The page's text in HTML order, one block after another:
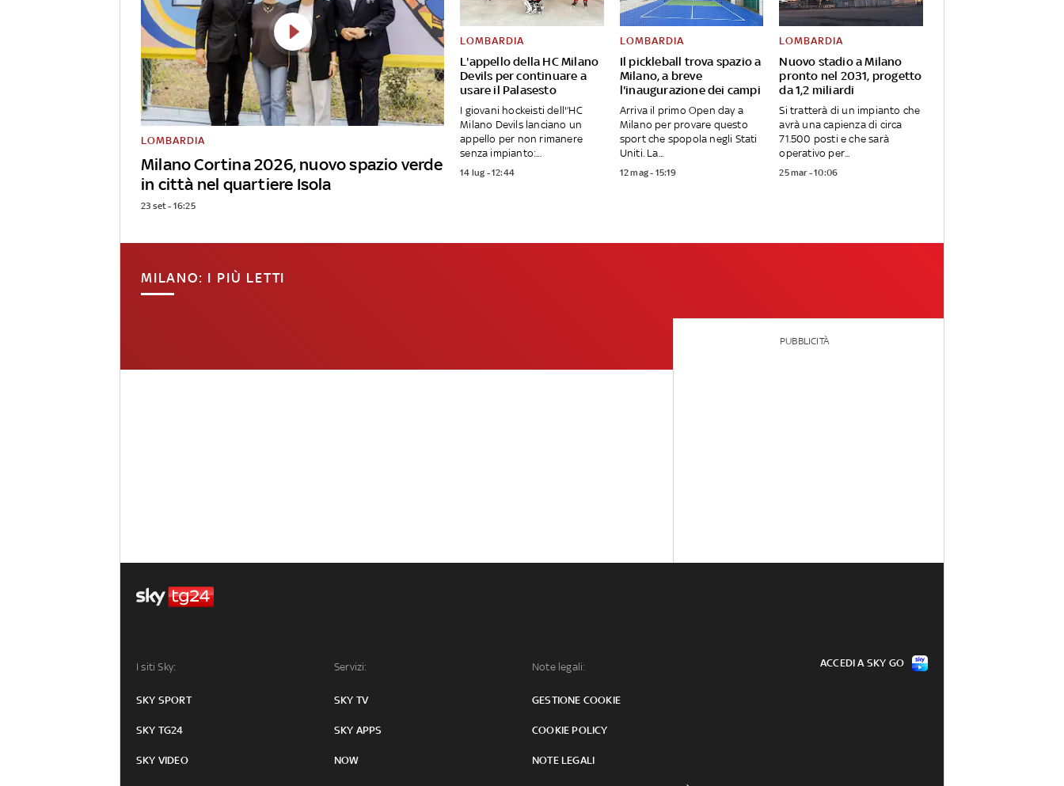
Milano Cortina 2026, nuovo spazio verde
in città nel quartiere Isola
LOMBARDIA
23 set - 16:25
L'appello della HC Milano
Devils per continuare a
usare il Palasesto
LOMBARDIA
I giovani hockeisti dell'’HC
Milano Devils lanciano un
appello per non rimanere
senza impianto:...
14 lug - 12:44
Il pickleball trova spazio a
Milano, a breve
l'inaugurazione dei campi
LOMBARDIA
Arriva il primo Open day a
Milano per provare questo
sport che spopola negli Stati
Uniti. La...
12 mag - 15:19
Nuovo stadio a Milano
pronto nel 2031, progetto
da 1,2 miliardi
LOMBARDIA
Si tratterà di un impianto che
avrà una capienza di circa
71.500 posti e che sarà
operativo per...
25 mar - 10:06
MILANO: I PIÙ LETTI
PUBBLICITÀ
I siti Sky:
SKY SPORT
SKY TG24
SKY VIDEO
Servizi:
SKY TV
SKY APPS
NOW
Note legali:
GESTIONE COOKIE
COOKIE POLICY
NOTE LEGALI
ACCEDI A SKY GO